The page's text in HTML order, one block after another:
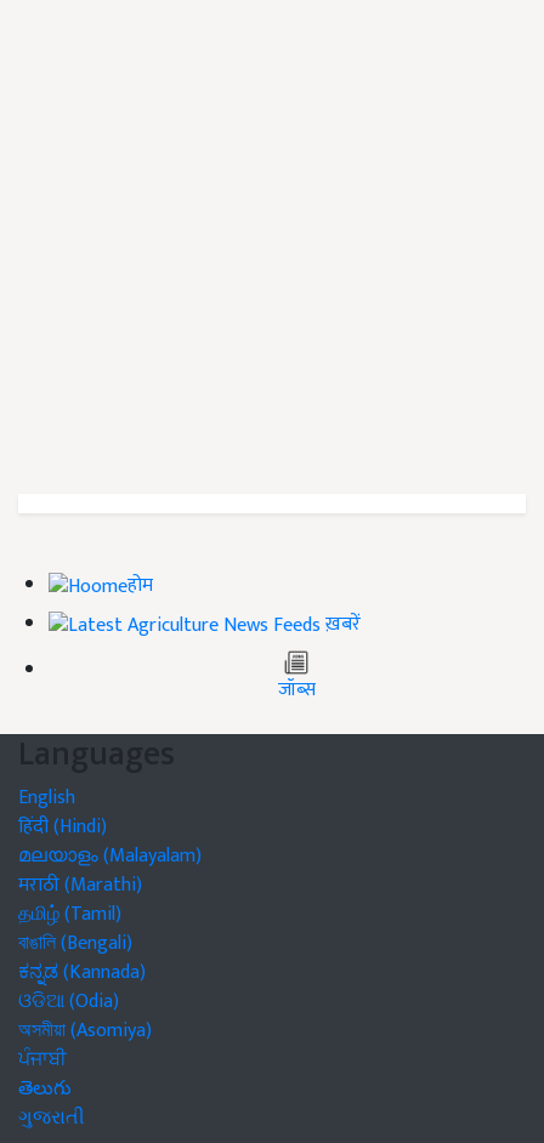
होम
ख़बरें
जॉब्स
Languages
English
हिंदी (Hindi)
മലയാളം (Malayalam)
मराठी (Marathi)
தமிழ் (Tamil)
বাঙালি (Bengali)
ಕನ್ನಡ (Kannada)
ଓଡିଆ (Odia)
অসমীয়া (Asomiya)
ਪੰਜਾਬੀ
తెలుగు
ગુજરાતી